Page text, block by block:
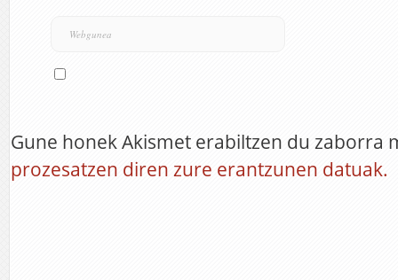
Gune honek Akismet erabiltzen du zaborra
prozesatzen diren zure erantzunen datuak.